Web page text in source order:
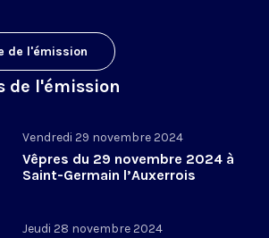
de l'émission
de l'émission
Vendredi 29 novembre 2024
Vêpres du 29 novembre 2024 à
Saint-Germain l’Auxerrois
Jeudi 28 novembre 2024